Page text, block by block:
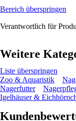
Bereich überspringen
Verantwortlich für
Weitere
Liste überspringen
Zoo & Aquaristik
Nagerfutter
Igelhäuser &